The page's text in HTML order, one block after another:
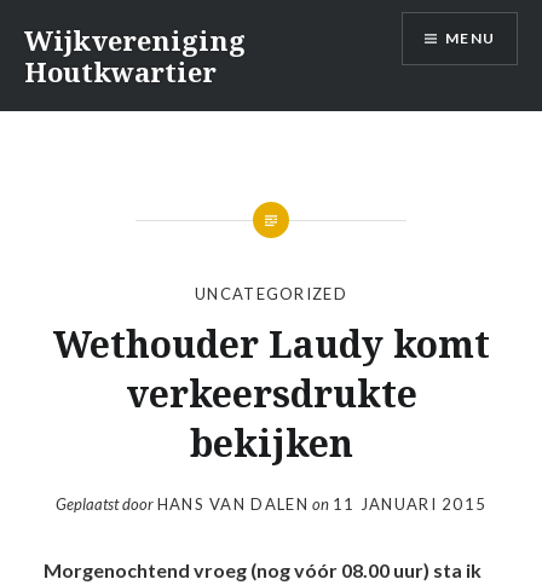
inhoud
Wijkvereniging
Houtkwartier
MENU
UNCATEGORIZED
Wethouder Laudy komt
verkeersdrukte
bekijken
Geplaatst doorHANS VAN DALEN on 11 JANUARI 2015
Morgenochtend vroeg (nog vóór 08.00 uur) sta ik